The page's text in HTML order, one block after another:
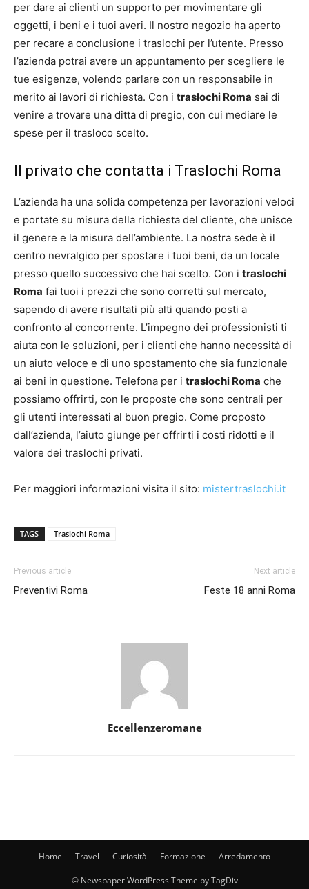
per dare ai clienti un supporto per movimentare gli
oggetti, i beni e i tuoi averi. Il nostro negozio ha aperto
per recare a conclusione i traslochi per l’utente. Presso
l’azienda potrai avere un appuntamento per scegliere le
tue esigenze, volendo parlare con un responsabile in
merito ai lavori di richiesta. Con i traslochi Roma sai di
venire a trovare una ditta di pregio, con cui mediare le
spese per il trasloco scelto.
Il privato che contatta i Traslochi Roma
L’azienda ha una solida competenza per lavorazioni veloci
e portate su misura della richiesta del cliente, che unisce
il genere e la misura dell’ambiente. La nostra sede è il
centro nevralgico per spostare i tuoi beni, da un locale
presso quello successivo che hai scelto. Con i traslochi
Roma fai tuoi i prezzi che sono corretti sul mercato,
sapendo di avere risultati più alti quando posti a
confronto al concorrente. L’impegno dei professionisti ti
aiuta con le soluzioni, per i clienti che hanno necessità di
un aiuto veloce e di uno spostamento che sia funzionale
ai beni in questione. Telefona per i traslochi Roma che
possiamo offrirti, con le proposte che sono centrali per
gli utenti interessati al buon pregio. Come proposto
dall’azienda, l’aiuto giunge per offrirti i costi ridotti e il
valore dei traslochi privati.
Per maggiori informazioni visita il sito: mistertraslochi.it
TAGS Traslochi Roma
Previous article
Preventivi Roma
Next article
Feste 18 anni Roma
Eccellenzeromane
Home Travel Curiosità Formazione Arredamento
© Newspaper WordPress Theme by TagDiv